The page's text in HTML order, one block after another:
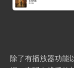
除了有播放器功能